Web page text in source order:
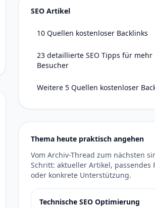
SEO Artikel
10 Quellen kostenloser Backlinks
23 detaillierte SEO Tipps für mehr
Besucher
Weitere 5 Quellen kostenloser
Thema heute praktisch angehen
Vom Archiv-Thread zum nächsten
Schritt: aktueller Artikel, passendes
oder konkrete Unterstützung.
Technische SEO Optimierung